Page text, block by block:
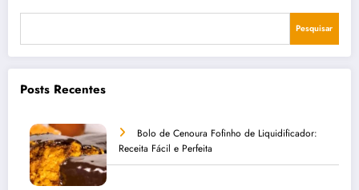
Pesquisar
Posts Recentes
Bolo de Cenoura Fofinho de Liquidificador:
Receita Fácil e Perfeita